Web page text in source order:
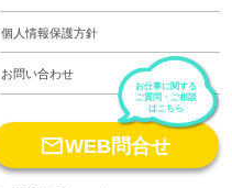
個人情報保護方針
お問い合わせ
お仕事に関する
ご質問・ご相談
はこちら
WEB問合せ